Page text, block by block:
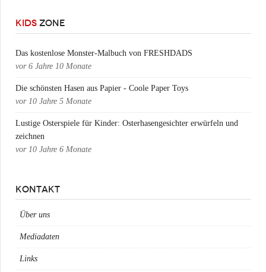
KIDS ZONE
Das kostenlose Monster-Malbuch von FRESHDADS
vor 6 Jahre 10 Monate
Die schönsten Hasen aus Papier - Coole Paper Toys
vor 10 Jahre 5 Monate
Lustige Osterspiele für Kinder: Osterhasengesichter erwürfeln und
zeichnen
vor 10 Jahre 6 Monate
KONTAKT
Über uns
Mediadaten
Links